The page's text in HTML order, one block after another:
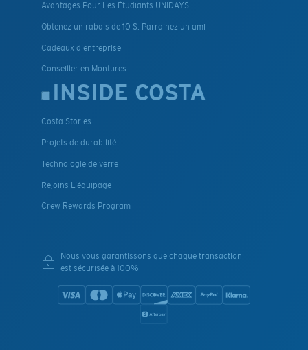
Avantages Pour Les Étudiants UNIDAYS
Obtenez un rabais de 10 $: Parrainez un ami
Cadeaux d'entreprise
Conseiller en Montures
INSIDE COSTA
Costa Stories
Projets de durabilité
Technologie de verre
Rejoins L'équipage
Crew Rewards Program
Nous vous garantissons que chaque transaction
est sécurisée à 100%